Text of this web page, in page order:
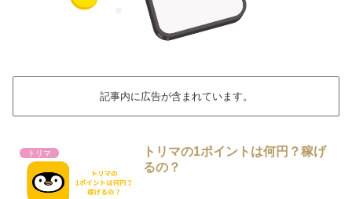
記事内に広告が含まれています。
トリマ
トリマの1ポイントは何円？稼げ
るの？